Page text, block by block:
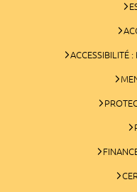
ACCESSIBILITÉ